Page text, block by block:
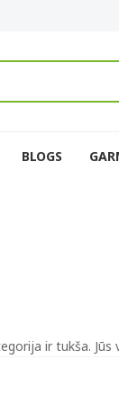
BLOGS
ir tukša.